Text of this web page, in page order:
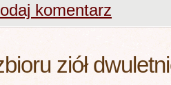
komentarz
ziół